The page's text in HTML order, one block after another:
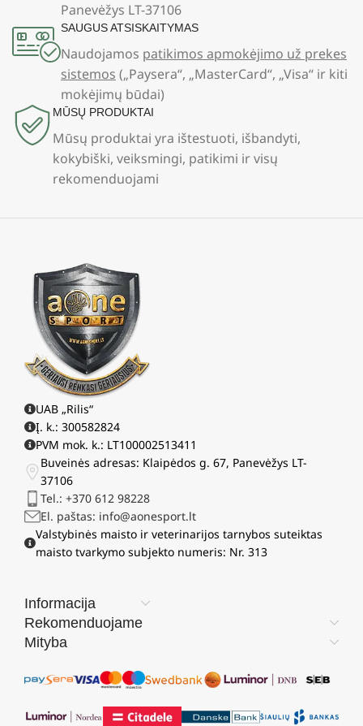
Panevėžys LT-37106
SAUGUS ATSISKAITYMAS
Naudojamos patikimos apmokėjimo už prekes
sistemos („Paysera“, „MasterCard“, „Visa“ ir kiti
mokėjimų būdai)
MŪSŲ PRODUKTAI
Mūsų produktai yra ištestuoti, išbandyti,
kokybiški, veiksmingi, patikimi ir visų
rekomenduojami
UAB „Rilis“
Į. k.: 300582824
PVM mok. k.: LT100002513411
Buveinės adresas: Klaipėdos g. 67, Panevėžys LT-
37106
Tel.: +370 612 98228
El. paštas: info@aonesport.lt
Valstybinės maisto ir veterinarijos tarnybos suteiktas
maisto tvarkymo subjekto numeris: Nr. 313
Informacija
Rekomenduojame
Mityba